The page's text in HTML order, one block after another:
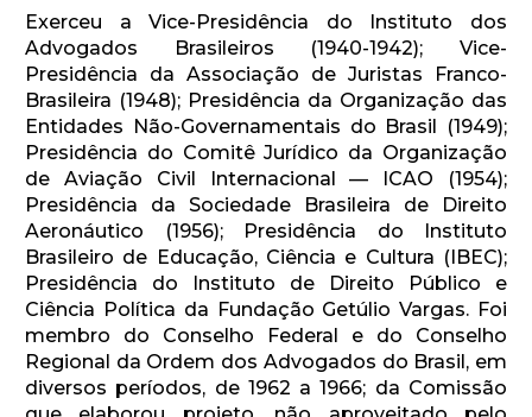
Exerceu a Vice-Presidência do Instituto dos
Advogados Brasileiros (1940-1942); Vice-
Presidência da Associação de Juristas Franco-
Brasileira (1948); Presidência da Organização das
Entidades Não-Governamentais do Brasil (1949);
Presidência do Comitê Jurídico da Organização
de Aviação Civil Internacional — ICAO (1954);
Presidência da Sociedade Brasileira de Direito
Aeronáutico (1956); Presidência do Instituto
Brasileiro de Educação, Ciência e Cultura (IBEC);
Presidência do Instituto de Direito Público e
Ciência Política da Fundação Getúlio Vargas. Foi
membro do Conselho Federal e do Conselho
Regional da Ordem dos Advogados do Brasil, em
diversos períodos, de 1962 a 1966; da Comissão